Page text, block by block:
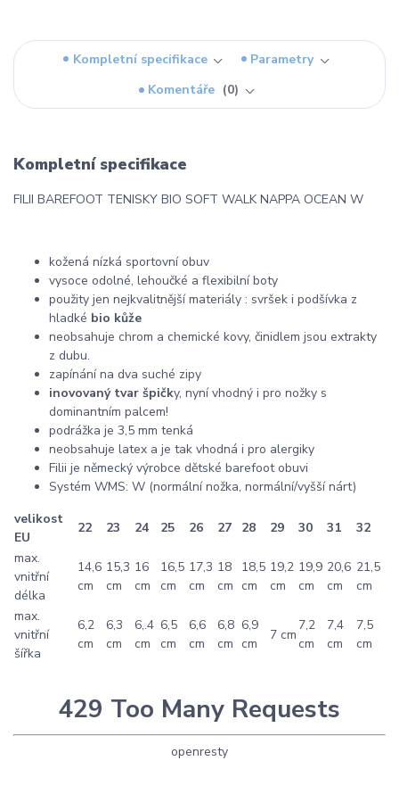
Kompletní specifikace
Parametry
Komentáře
0
Kompletní specifikace
FILII BAREFOOT TENISKY BIO SOFT WALK NAPPA OCEAN W
kožená nízká sportovní obuv
vysoce odolné, lehoučké a flexibilní boty
použity jen nejkvalitnější materiály : svršek i podšívka z
hladké bio kůže
neobsahuje chrom a chemické kovy, činidlem jsou extrakty
z dubu.
zapínání na dva suché zipy
inovovaný tvar špičky, nyní vhodný i pro nožky s
dominantním palcem!
podrážka je 3,5 mm tenká
neobsahuje latex a je tak vhodná i pro alergiky
Filii je německý výrobce dětské barefoot obuvi
Systém WMS: W (normální nožka, normální/vyšší nárt)
velikost
EU
22 23 24 25 26 27 28 29 30 31
32
max.
vnitřní
délka
14,6
cm
15,3
cm
16
cm
16,5
cm
17,3
cm
18
cm
18,5
cm
19,2
cm
19,9
cm
20,6
cm
21,5
cm
max.
vnitřní
šířka
6,2
cm
6,3
cm
6,.4
cm
6,5
cm
6,6
cm
6,8
cm
6,9
cm
7 cm
7,2
cm
7,4
cm
7,5
cm
429 Too Many Requests
openresty